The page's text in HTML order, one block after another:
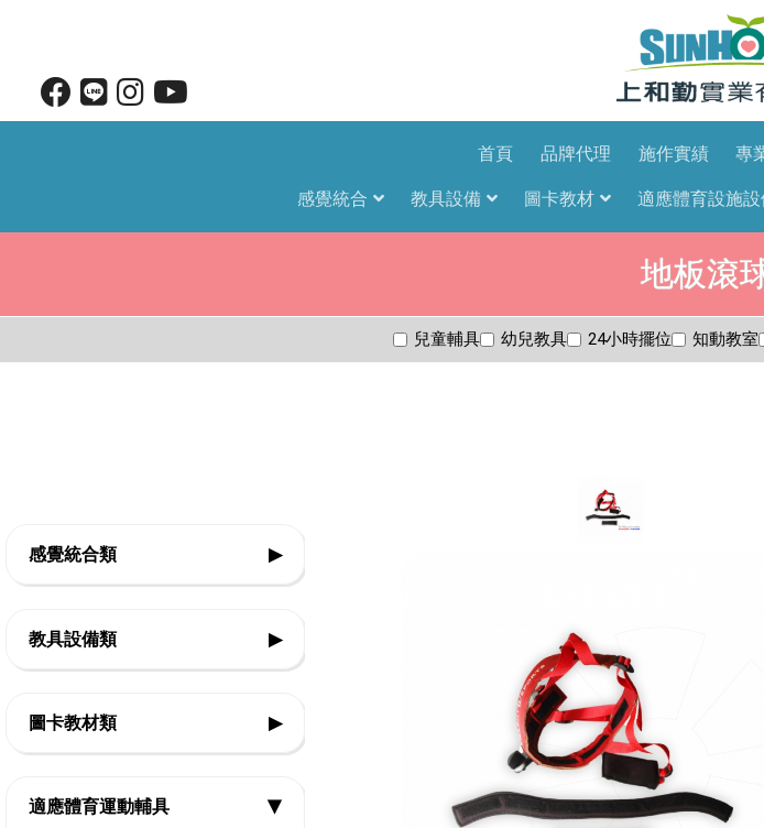
首頁 品牌代理 施作實績 專
感覺統合 教具設備 圖卡教材 適應體育設施
地板滾
兒童輔具 幼兒教具 24小時擺位 知動教室
感覺統合類 ▶
◇觸覺
◇律動體能
教具設備類 ▶
◇精細動作教具
圖卡教材類 ▶
適應體育運動輔具 ▶